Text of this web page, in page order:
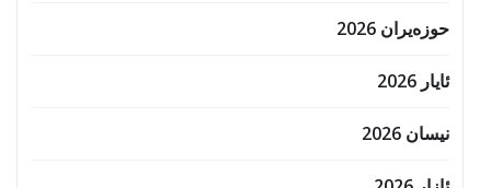
حوزه‌یران 2026
ئایار 2026
نیسان 2026